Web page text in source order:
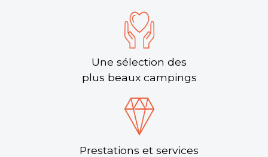
Une sélection des
plus beaux campings
Prestations et services